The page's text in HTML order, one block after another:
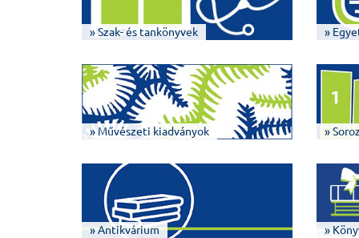
» Szak- és tankönyvek »
» Művészeti kiadványok »
» Antikvárium »